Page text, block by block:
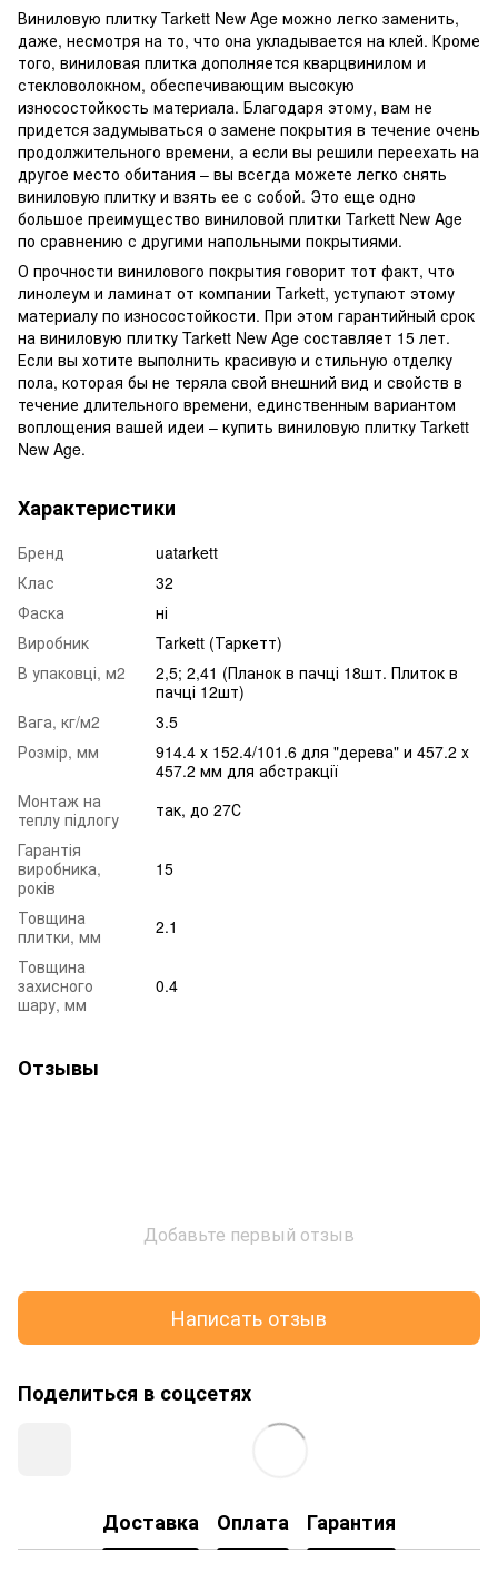
Виниловую плитку Tarkett New Age можно легко заменить,
даже, несмотря на то, что она укладывается на клей. Кроме
того, виниловая плитка дополняется кварцвинилом и
стекловолокном, обеспечивающим высокую
износостойкость материала. Благодаря этому, вам не
придется задумываться о замене покрытия в течение очень
продолжительного времени, а если вы решили переехать на
другое место обитания – вы всегда можете легко снять
виниловую плитку и взять ее с собой. Это еще одно
большое преимущество виниловой плитки Tarkett New Age
по сравнению с другими напольными покрытиями.
О прочности винилового покрытия говорит тот факт, что
линолеум и ламинат от компании Tarkett, уступают этому
материалу по износостойкости. При этом гарантийный срок
на виниловую плитку Tarkett New Age составляет 15 лет.
Если вы хотите выполнить красивую и стильную отделку
пола, которая бы не теряла свой внешний вид и свойств в
течение длительного времени, единственным вариантом
воплощения вашей идеи – купить виниловую плитку Tarkett
New Age.
Характеристики
Бренд
uatarkett
Клас
32
Фаска
ні
Виробник
Tarkett (Таркетт)
В упаковці, м2
2,5; 2,41 (Планок в пачці 18шт. Плиток в
пачці 12шт)
Вага, кг/м2
3.5
Розмір, мм
914.4 х 152.4/101.6 для "дерева" и 457.2 x
457.2 мм для абстракції
Монтаж на
теплу підлогу
так, до 27С
Гарантія
виробника,
років
15
Товщина
плитки, мм
2.1
Товщина
захисного
шару, мм
0.4
Отзывы
Добавьте первый отзыв
Написать отзыв
Поделиться в соцсетях
Доставка Оплата Гарантия